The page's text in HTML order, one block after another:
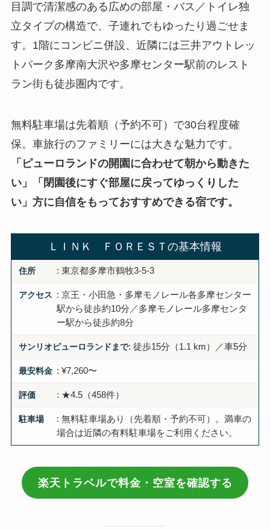
目調で清潔感のある広めの部屋・バス／トイレ独
立タイプの構造で、子連れでもゆったり過ごせま
す。1階にコンビニ併設、近隣には三井アウトレッ
トパーク多摩南大沢や多摩センター駅前のレスト
ラン街も徒歩圏内です。
無料駐車場は先着順（予約不可）で30台程度確
保。車旅行のファミリーには大きな魅力です。
「ピューロランドの開園に合わせて朝から動きた
い」「閉園後にすぐ部屋に戻ってゆっくりした
い」方に自信をもっておすすめできる宿です。
ＬＩＮＫ ＦＯＲＥＳＴの基本情報
住所 : 東京都多摩市鶴牧3-5-3
アクセス : 京王・小田急・多摩モノレール各多摩センター
駅から徒歩約10分／多摩モノレール多摩センタ
ー駅から徒歩約8分
サンリオピューロランドまで: 徒歩15分（1.1 km）／車5分
最安料金 : ¥7,260〜
評価 : ★4.5（458件）
駐車場
: 無料駐車場あり（先着順・予約不可）。満車の
場合は近隣の有料駐車場をご利用ください。
楽天トラベルで料金・空室を確認する